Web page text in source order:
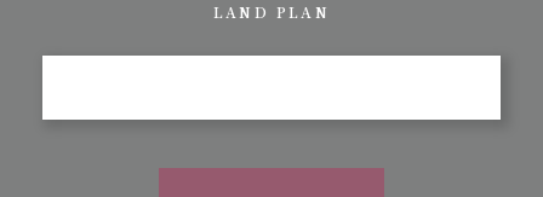
LAND PLAN